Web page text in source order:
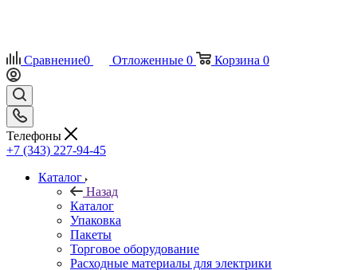
Сравнение0 Отложенные 0 Корзина 0
Телефоны
+7 (343) 227-94-45
Каталог
Назад
Каталог
Упаковка
Пакеты
Торговое оборудование
Расходные материалы для электрики